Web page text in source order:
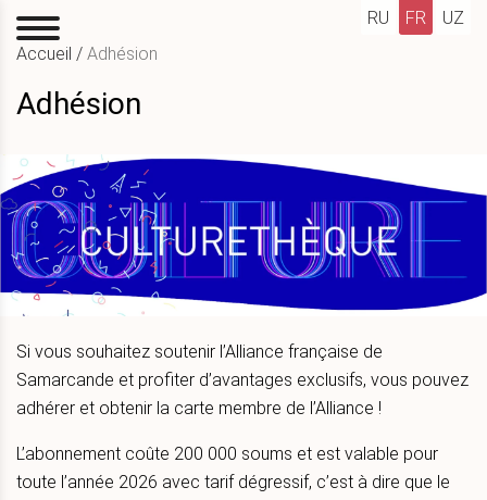
RU FR
UZ
Accueil / Adhésion
Adhésion
Si vous souhaitez soutenir l’Alliance française de
Samarcande et profiter d’avantages exclusifs, vous pouvez
adhérer et obtenir la carte membre de l’Alliance !
L’abonnement coûte 200 000 soums et est valable pour
toute l’année 2026 avec tarif dégressif, c’est à dire que le